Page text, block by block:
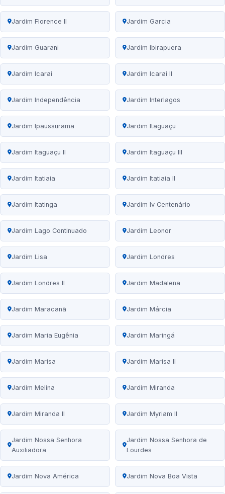
Jardim Florence II Jardim Garcia
Jardim Guarani Jardim Ibirapuera
Jardim Icaraí Jardim Icaraí II
Jardim Independência Jardim Interlagos
Jardim Ipaussurama Jardim Itaguaçu
Jardim Itaguaçu II Jardim Itaguaçu III
Jardim Itatiaia Jardim Itatiaia II
Jardim Itatinga Jardim Iv Centenário
Jardim Lago Continuado Jardim Leonor
Jardim Lisa Jardim Londres
Jardim Londres II Jardim Madalena
Jardim Maracanã Jardim Márcia
Jardim Maria Eugênia Jardim Maringá
Jardim Marisa Jardim Marisa II
Jardim Melina Jardim Miranda
Jardim Miranda II Jardim Myriam II
Jardim Nossa Senhora
Auxiliadora
Jardim Nossa Senhora de
Lourdes
Jardim Nova América Jardim Nova Boa Vista